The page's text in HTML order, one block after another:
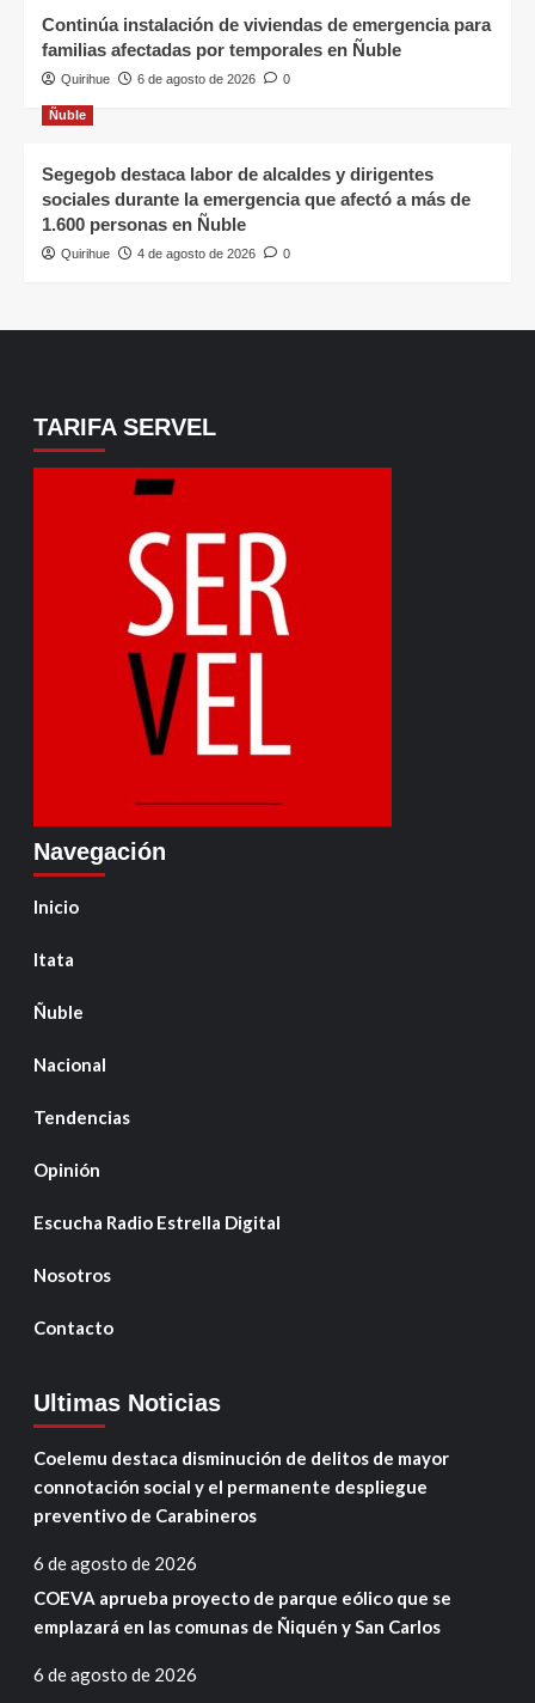
Continúa instalación de viviendas de emergencia para
familias afectadas por temporales en Ñuble
Quirihue 6 de agosto de 2026 0
Ñuble
Segegob destaca labor de alcaldes y dirigentes
sociales durante la emergencia que afectó a más de
1.600 personas en Ñuble
Quirihue 4 de agosto de 2026 0
TARIFA SERVEL
Navegación
Inicio
Itata
Ñuble
Nacional
Tendencias
Opinión
Escucha Radio Estrella Digital
Nosotros
Contacto
Ultimas Noticias
Coelemu destaca disminución de delitos de mayor
connotación social y el permanente despliegue
preventivo de Carabineros
6 de agosto de 2026
COEVA aprueba proyecto de parque eólico que se
emplazará en las comunas de Ñiquén y San Carlos
6 de agosto de 2026